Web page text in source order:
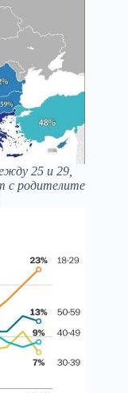
25 и 29,
с родителите